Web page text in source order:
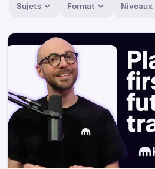
Sujets Format Niveaux